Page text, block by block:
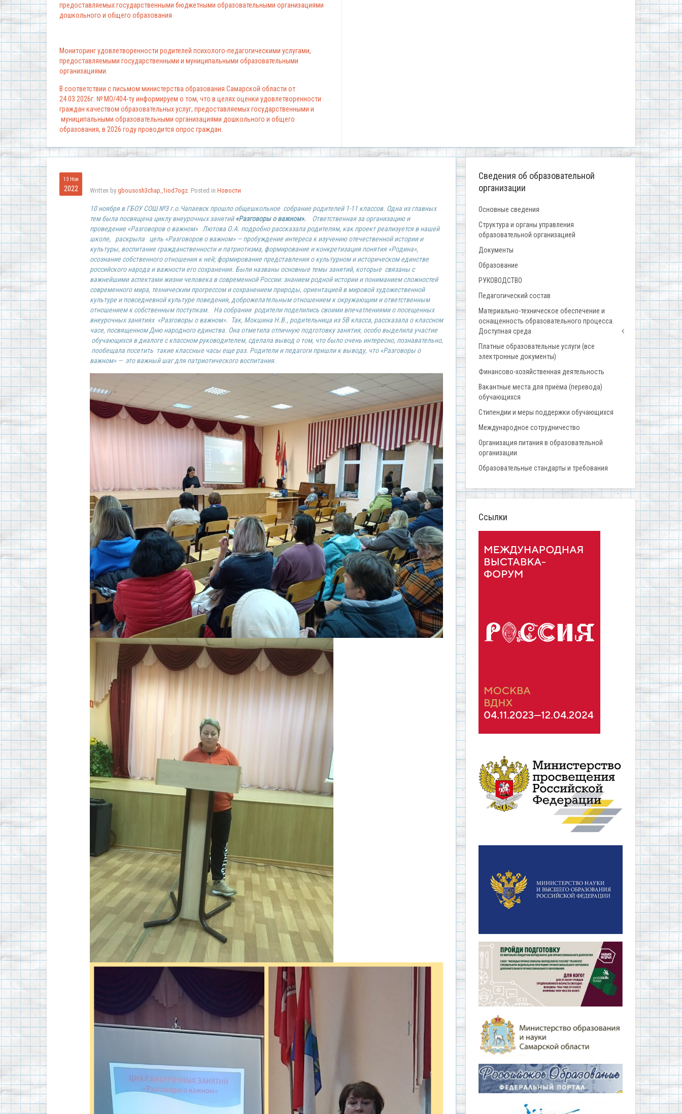
предоставляемых государственными бюджетными образовательными организациями
дошкольного и общего образования
Мониторинг удовлетворенности родителей психолого-педагогическими услугами,
предоставляемыми государственными и муниципальными образовательными
организациями.
В соответствии с письмом министерства образования Самарской области от
24.03.2026г. № МО/404-ту информируем о том, что в целях оценки удовлетворенности
граждан качеством образовательных услуг, предоставляемых государственными и
муниципальными образовательными организациями дошкольного и общего
образования, в 2026 году проводится опрос граждан.
13 Ноя
2022 Written by gbousosh3chap_1iod7ogz. Posted in Новости
10 ноября в ГБОУ СОШ №3 г.о.Чапаевск прошло общешкольное собрание родителей 1-11 классов. Одна из главных
тем была посвящена циклу внеурочных занятий«Разговоры о важном». Ответственная за организацию и
проведение «Разговоров о важном» Лютова О.А. подробно рассказала родителям, как проект реализуется в нашей
школе, раскрыла цель «Разговоров о важном» — пробуждение интереса к изучению отечественной истории и
культуры, воспитание гражданственности и патриотизма, формирование и конкретизация понятия «Родина»,
осознание собственного отношения к ней; формирование представления о культурном и историческом единстве
российского народа и важности его сохранения. Были названы основные темы занятий, которые связаны с
важнейшими аспектами жизни человека в современной России: знанием родной истории и пониманием сложностей
современного мира, техническим прогрессом и сохранением природы, ориентацией в мировой художественной
культуре и повседневной культуре поведения, доброжелательным отношением к окружающим и ответственным
отношением к собственным поступкам. На собрании родители поделились своими впечатлениями о посещенных
внеурочных занятиях «Разговоры о важном». Так, Мокшина Н.В., родительница из 5В класса, рассказала о классном
часе, посвященном Дню народного единства. Она отметила отличную подготовку занятия, особо выделила участие
обучающихся в диалоге с классном руководителем, сделала вывод о том, что было очень интересно, познавательно,
пообещала посетить такие классные часы еще раз. Родители и педагоги пришли к выводу, что «Разговоры о
важном» — это важный шаг для патриотического воспитания.
Сведения об образовательной
организации
Основные сведения
Структура и органы управления
образовательной организацией
Документы
Образование
РУКОВОДСТВО
Педагогический состав
Материально-техническое обеспечение и
оснащенность образовательного процесса.
Доступная среда
Платные образовательные услуги (все
электронные документы)
Финансово-хозяйственная деятельность
Вакантные места для приёма (перевода)
обучающихся
Стипендии и меры поддержки обучающихся
Международное сотрудничество
Организация питания в образовательной
организации
Образовательные стандарты и требования
Ссылки